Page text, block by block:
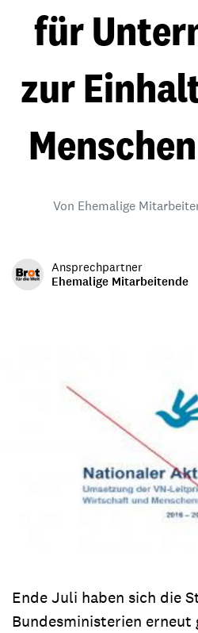
für
zur
Von Ehemalige
Ansprechpartner
Ehemalige Mitarbeitende
Ende Juli haben sich die
Bundesministerien